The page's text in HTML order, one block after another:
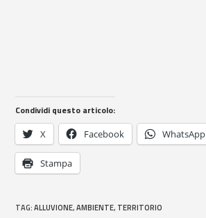
Condividi questo articolo:
X Facebook WhatsApp
Stampa
TAG:ALLUVIONE, AMBIENTE, TERRITORIO